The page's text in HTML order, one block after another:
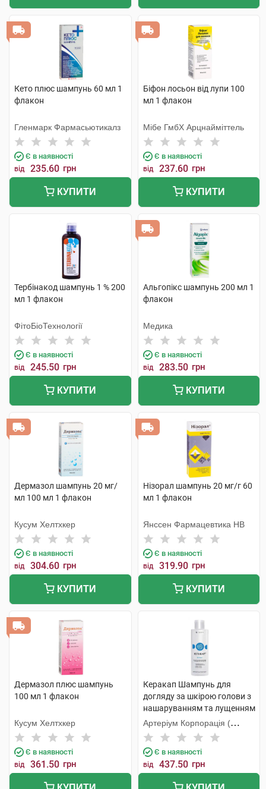
Кето плюс шампунь 60 мл 1
флакон
Гленмарк Фармасьютикалз
Є в наявності
від 235.60 грн
КУПИТИ
Біфон лосьон від лупи 100
мл 1 флакон
Мібе ГмбХ Арцнайміттель
Є в наявності
від 237.60 грн
КУПИТИ
Тербінакод шампунь 1 % 200
мл 1 флакон
ФітоБіоТехнології
Є в наявності
від 245.50 грн
КУПИТИ
Альгопікс шампунь 200 мл 1
флакон
Медика
Є в наявності
від 283.50 грн
КУПИТИ
Дермазол шампунь 20 мг/
мл 100 мл 1 флакон
Кусум Хелтхкер
Є в наявності
від 304.60 грн
КУПИТИ
Нізорал шампунь 20 мг/г 60
мл 1 флакон
Янссен Фармацевтика НВ
Є в наявності
від 319.90 грн
КУПИТИ
Дермазол плюс шампунь
100 мл 1 флакон
Кусум Хелтхкер
Є в наявності
від 361.50 грн
Керакап Шампунь для
догляду за шкірою голови з
нашаруванням та лущенням
250 мл 1 флакон
Артеріум Корпорація (
КМП+Галичфарм)
Є в наявності
від 437.50 грн